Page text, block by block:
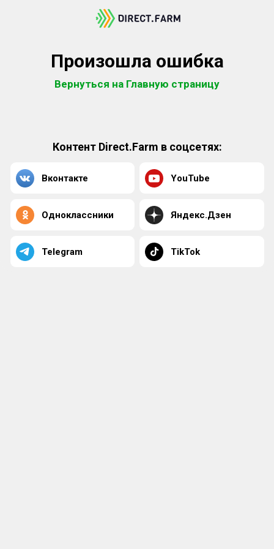
Произошла ошибка
Вернуться на Главную страницу
Контент Direct.Farm в соцсетях:
Вконтакте YouTube
Одноклассники Яндекс.Дзен
Telegram TikTok